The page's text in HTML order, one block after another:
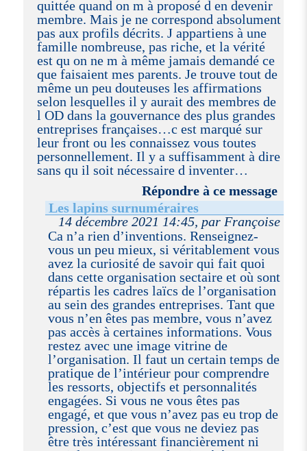
quittée quand on m à proposé d en devenir
membre. Mais je ne correspond absolument
pas aux profils décrits. J appartiens à une
famille nombreuse, pas riche, et la vérité
est qu on ne m à même jamais demandé ce
que faisaient mes parents. Je trouve tout de
même un peu douteuses les affirmations
selon lesquelles il y aurait des membres de
l OD dans la gouvernance des plus grandes
entreprises françaises…c est marqué sur
leur front ou les connaissez vous toutes
personnellement. Il y a suffisamment à dire
sans qu il soit nécessaire d inventer…
Répondre à ce message
Les lapins surnuméraires
14 décembre 2021 14:45, par Françoise
Ca n’a rien d’inventions. Renseignez-
vous un peu mieux, si véritablement vous
avez la curiosité de savoir qui fait quoi
dans cette organisation sectaire et où sont
répartis les cadres laïcs de l’organisation
au sein des grandes entreprises. Tant que
vous n’en êtes pas membre, vous n’avez
pas accès à certaines informations. Vous
restez avec une image vitrine de
l’organisation. Il faut un certain temps de
pratique de l’intérieur pour comprendre
les ressorts, objectifs et personnalités
engagées. Si vous ne vous êtes pas
engagé, et que vous n’avez pas eu trop de
pression, c’est que vous ne deviez pas
être très intéressant financièrement ni